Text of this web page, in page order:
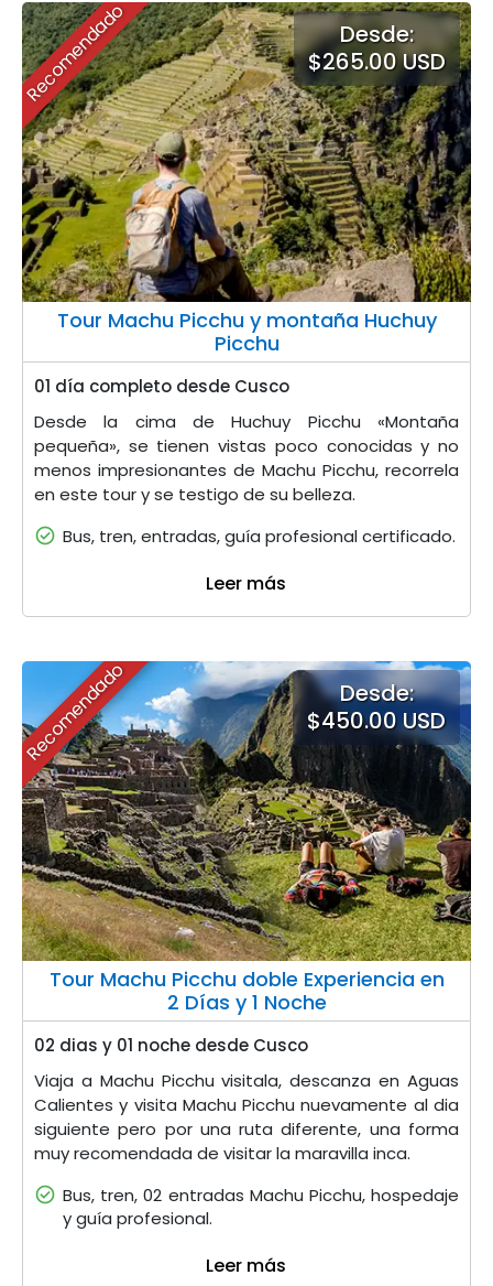
Recomendado
Desde:
$265.00 USD
Tour Machu Picchu y montaña Huchuy
Picchu
01 día completo desde Cusco
Desde la cima de Huchuy Picchu «Montaña
pequeña», se tienen vistas poco conocidas y no
menos impresionantes de Machu Picchu, recorrela
en este tour y se testigo de su belleza.
Bus, tren, entradas, guía profesional certificado.
Leer más
Recomendado
Desde:
$450.00 USD
Tour Machu Picchu doble Experiencia en
2 Días y 1 Noche
02 dias y 01 noche desde Cusco
Viaja a Machu Picchu visitala, descanza en Aguas
Calientes y visita Machu Picchu nuevamente al dia
siguiente pero por una ruta diferente, una forma
muy recomendada de visitar la maravilla inca.
Bus, tren, 02 entradas Machu Picchu, hospedaje
y guía profesional.
Leer más